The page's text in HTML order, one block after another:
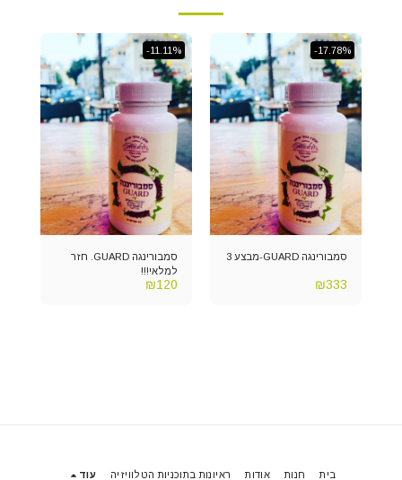
-17.78%
סמבורינגה GUARD-מבצע 3
₪333
-11.11%
סמבורינגה GUARD. חזר
למלאי!!!
₪120
בית חנות אודות ראיונות בתוכניות הטלוויזיה עוד